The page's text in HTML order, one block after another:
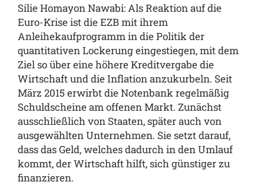
Silie Homayon Nawabi: Als Reaktion auf die
Euro-Krise ist die EZB mit ihrem
Anleihekaufprogramm in die Politik der
quantitativen Lockerung eingestiegen, mit dem
Ziel so über eine höhere Kreditvergabe die
Wirtschaft und die Inflation anzukurbeln. Seit
März 2015 erwirbt die Notenbank regelmäßig
Schuldscheine am offenen Markt. Zunächst
ausschließlich von Staaten, später auch von
ausgewählten Unternehmen. Sie setzt darauf,
dass das Geld, welches dadurch in den Umlauf
kommt, der Wirtschaft hilft, sich günstiger zu
finanzieren.